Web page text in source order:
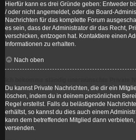
Hierfür kann es drei Gründe geben: Entweder
/ oder nicht angemeldet, oder die Board-
Nachrichten für das komplette Forum
es sein, dass der Administrator dir das Recht,
verschicken, entzogen hat. Kontaktiere einen
Informationen zu erhalten.
Nach oben
Du kannst Private Nachrichten, die dir ein
löschen, indem du in deinem persönlichen
Regel erstellst. Falls du belästigende
erhältst, so kannst du dies auch einem
kann dem betreffenden Mitglied dann
versenden.